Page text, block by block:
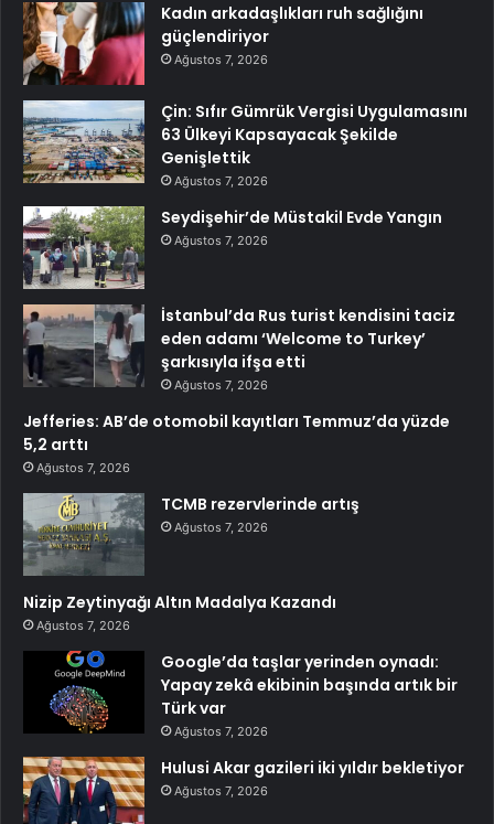
Kadın arkadaşlıkları ruh sağlığını
güçlendiriyor
Ağustos 7, 2026
Çin: Sıfır Gümrük Vergisi Uygulamasını
63 Ülkeyi Kapsayacak Şekilde
Genişlettik
Ağustos 7, 2026
Seydişehir’de Müstakil Evde Yangın
Ağustos 7, 2026
İstanbul’da Rus turist kendisini taciz
eden adamı ‘Welcome to Turkey’
şarkısıyla ifşa etti
Ağustos 7, 2026
Jefferies: AB’de otomobil kayıtları Temmuz’da yüzde
5,2 arttı
Ağustos 7, 2026
TCMB rezervlerinde artış
Ağustos 7, 2026
Nizip Zeytinyağı Altın Madalya Kazandı
Ağustos 7, 2026
Google’da taşlar yerinden oynadı:
Yapay zekâ ekibinin başında artık bir
Türk var
Ağustos 7, 2026
Hulusi Akar gazileri iki yıldır bekletiyor
Ağustos 7, 2026